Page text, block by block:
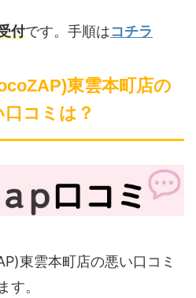
付です。手順はコチラ
東雲本町店の
コミは？
東雲本町店の悪い口コミ
す。